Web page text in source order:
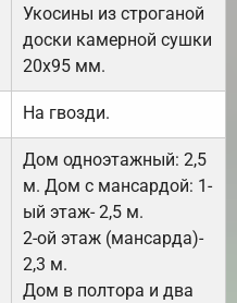
Укосины из строганой
доски камерной сушки
20х95 мм.
На гвозди.
Дом одноэтажный: 2,5
м. Дом с мансардой: 1-
ый этаж- 2,5 м.
2-ой этаж (мансарда)-
2,3 м.
Дом в полтора и два